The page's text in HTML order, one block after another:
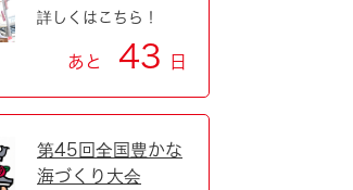
詳しくはこちら！
あと 43 日
第45回全国豊かな
海づくり大会